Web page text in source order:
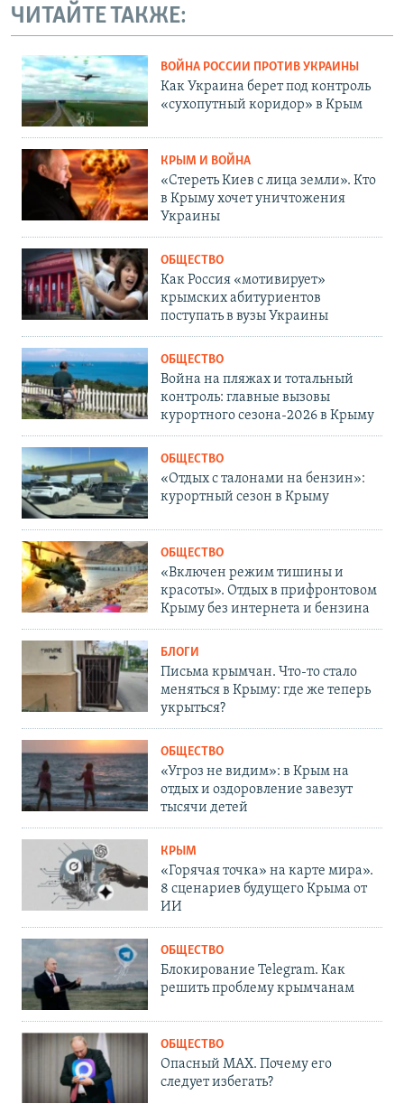
ЧИТАЙТЕ ТАКЖЕ:
ВОЙНА РОССИИ ПРОТИВ УКРАИНЫ
Как Украина берет под контроль
«сухопутный коридор» в Крым
КРЫМ И ВОЙНА
«Стереть Киев с лица земли». Кто
в Крыму хочет уничтожения
Украины
ОБЩЕСТВО
Как Россия «мотивирует»
крымских абитуриентов
поступать в вузы Украины
ОБЩЕСТВО
Война на пляжах и тотальный
контроль: главные вызовы
курортного сезона-2026 в Крыму
ОБЩЕСТВО
«Отдых с талонами на бензин»:
курортный сезон в Крыму
ОБЩЕСТВО
«Включен режим тишины и
красоты». Отдых в прифронтовом
Крыму без интернета и бензина
БЛОГИ
Письма крымчан. Что-то стало
меняться в Крыму: где же теперь
укрыться?
ОБЩЕСТВО
«Угроз не видим»: в Крым на
отдых и оздоровление завезут
тысячи детей
КРЫМ
«Горячая точка» на карте мира».
8 сценариев будущего Крыма от
ИИ
ОБЩЕСТВО
Блокирование Telegram. Как
решить проблему крымчанам
ОБЩЕСТВО
Опасный MAX. Почему его
следует избегать?